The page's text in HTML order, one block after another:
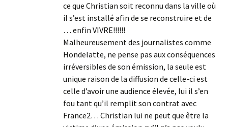
ce que Christian soit reconnu dans la ville où
il s’est installé afin de se reconstruire et de
… enfin VIVRE!!!!!!
Malheureusement des journalistes comme
Hondelatte, ne pense pas aux conséquences
irréversibles de son émission, la seule est
unique raison de la diffusion de celle-ci est
celle d’avoir une audience élevée, lui il s’en
fou tant qu’il remplit son contrat avec
France2… Christian lui ne peut que être la